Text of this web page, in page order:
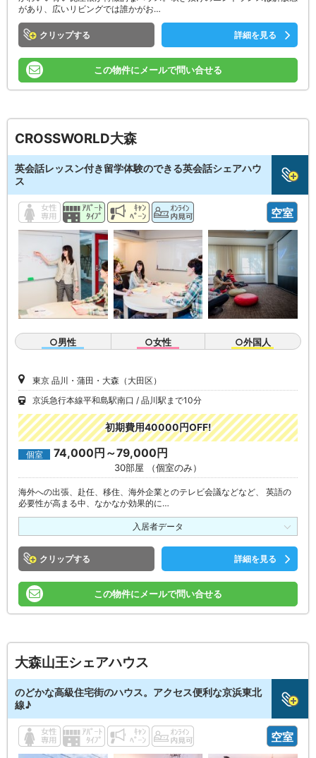
があり、広いリビングでは誰かがお…
クリップ 詳細を見る
この物件にメールで問い合せる
CROSSWORLD大森
英会話レッスン付き留学体験のできる英会話シェアハウ
ス
空室
○男性 ○女性 ○外国人
東京 品川・蒲田・大森（大田区）
京浜急行本線平和島駅南口
品川駅まで10分
初期費用40000円OFF!
個室 74,000円～79,000円
30部屋 （個室のみ）
海外への出張、赴任、移住、海外企業とのテレビ会議などなど、 英語の
必要性が高まる中、なかなか効果的に…
入居者データ
クリップ 詳細を見る
この物件にメールで問い合せる
大森山王シェアハウス
のどかな高級住宅街のハウス。アクセス便利な京浜東北
線♪
空室